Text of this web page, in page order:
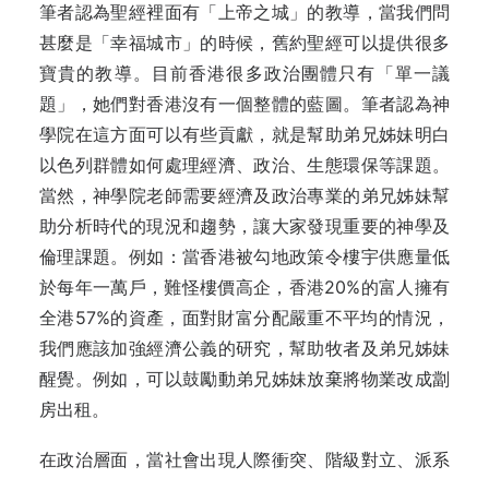
筆者認為聖經裡面有「上帝之城」的教導，當我們問
甚麼是「幸福城市」的時候，舊約聖經可以提供很多
寶貴的教導。目前香港很多政治團體只有「單一議
題」，她們對香港沒有一個整體的藍圖。筆者認為神
學院在這方面可以有些貢獻，就是幫助弟兄姊妹明白
以色列群體如何處理經濟、政治、生態環保等課題。
當然，神學院老師需要經濟及政治專業的弟兄姊妹幫
助分析時代的現況和趨勢，讓大家發現重要的神學及
倫理課題。例如：當香港被勾地政策令樓宇供應量低
於每年一萬戶，難怪樓價高企，香港20%的富人擁有
全港57%的資產，面對財富分配嚴重不平均的情況，
我們應該加強經濟公義的研究，幫助牧者及弟兄姊妹
醒覺。例如，可以鼓勵動弟兄姊妹放棄將物業改成劏
房出租。
在政治層面，當社會出現人際衝突、階級對立、派系